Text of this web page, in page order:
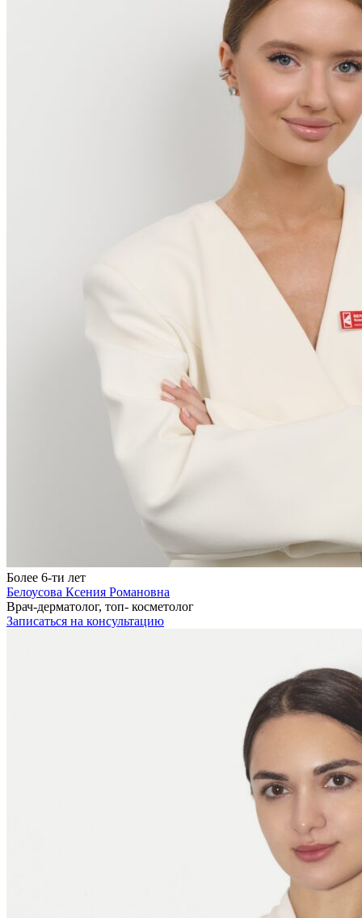
Более 6-ти лет
Белоусова Ксения Романовна
Врач-дерматолог, топ- косметолог
Записаться на консультацию